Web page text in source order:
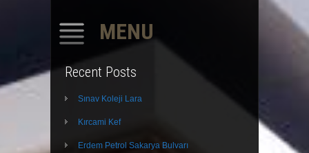
MENU
TO
Recent Posts
Sınav Koleji Lara
Kırcami Kef
Erdem Petrol Sakarya Bulvarı